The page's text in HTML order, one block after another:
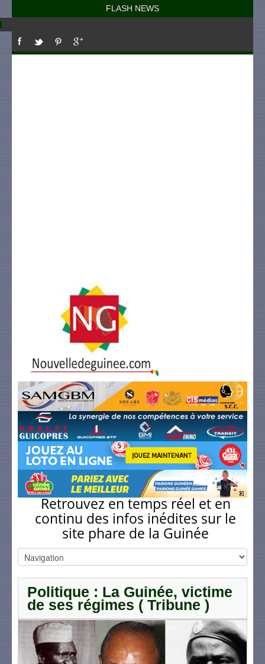
FLASH NEWS
Retrouvez en temps réel et en
continu des infos inédites sur le
site phare de la Guinée
Politique : La Guinée, victime
de ses régimes ( Tribune )